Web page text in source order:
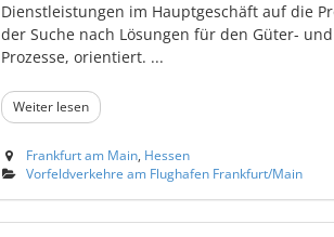
Dienstleistungen im Hauptgeschäft auf die
der Suche nach Lösungen für den Güter-
Prozesse, orientiert. ...
Weiter lesen
Frankfurt am Main, Hessen
Vorfeldverkehre am Flughafen Frankfurt/Main